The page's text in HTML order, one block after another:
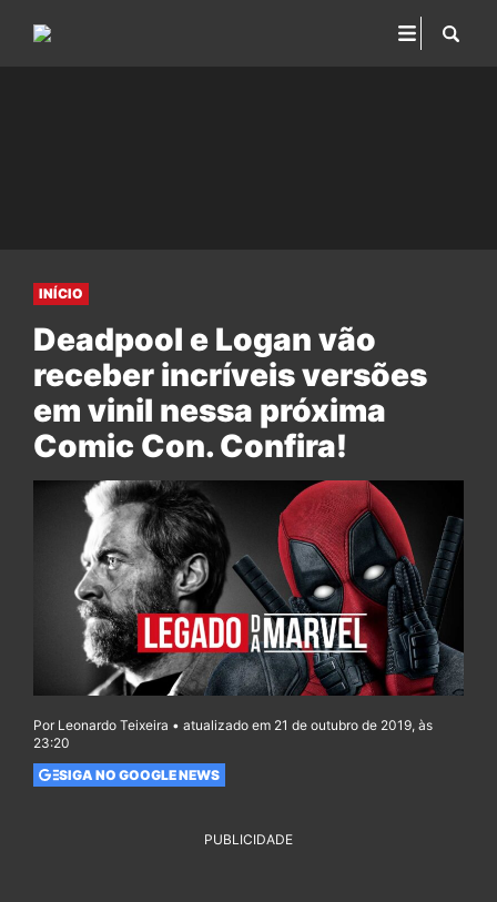
INÍCIO
Deadpool e Logan vão
receber incríveis versões
em vinil nessa próxima
Comic Con. Confira!
Por Leonardo Teixeira • atualizado em 21 de outubro de 2019, às
23:20
SIGA NO GOOGLE NEWS
PUBLICIDADE